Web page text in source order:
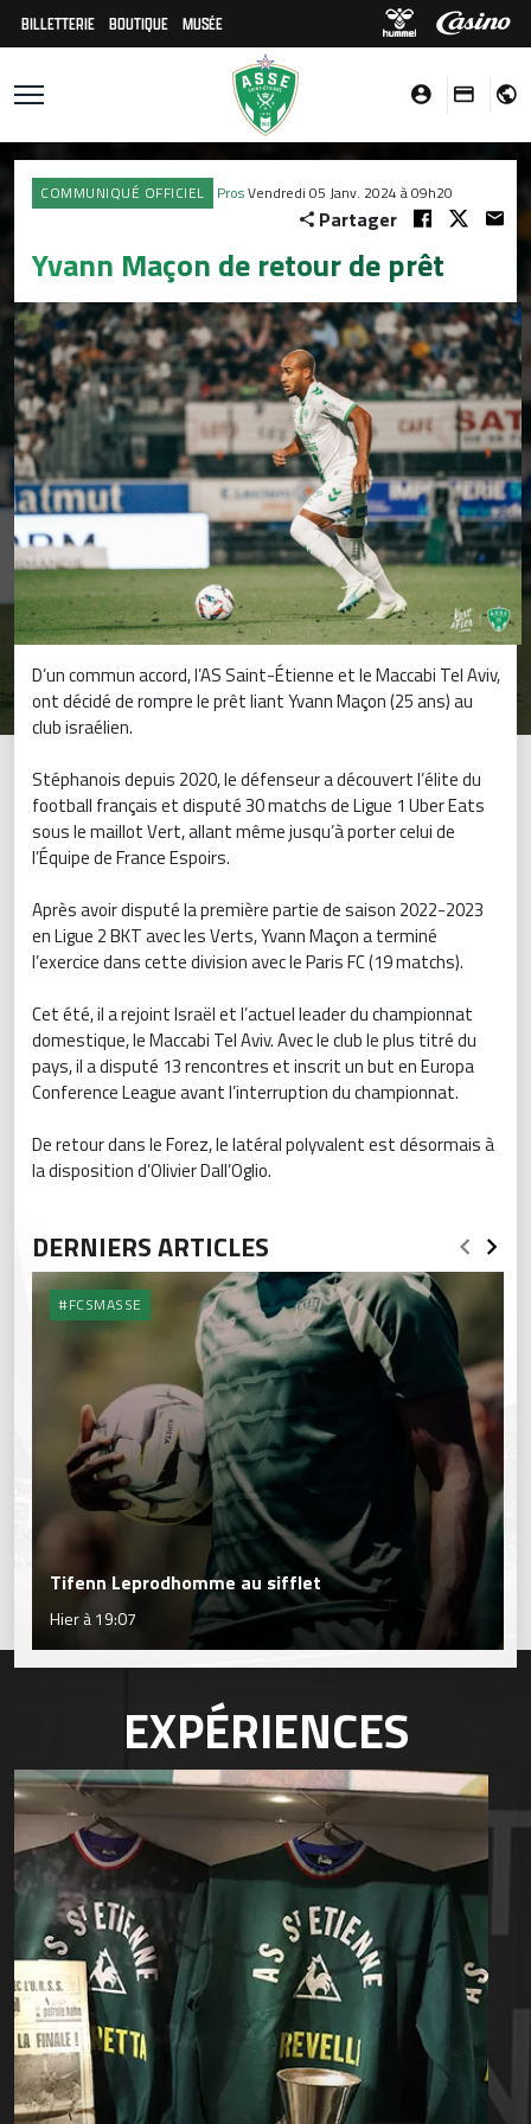
BILLETTERIE BOUTIQUE MUSÉE
COMMUNIQUÉ OFFICIEL ProsVendredi 05 Janv. 2024 à 09h20
Partager
Yvann Maçon de retour de prêt
D’un commun accord, l’AS Saint-Étienne et le Maccabi Tel Aviv,
ont décidé de rompre le prêt liant Yvann Maçon (25 ans) au
club israélien.
Stéphanois depuis 2020, le défenseur a découvert l’élite du
football français et disputé 30 matchs de Ligue 1 Uber Eats
sous le maillot Vert, allant même jusqu’à porter celui de
l’Équipe de France Espoirs.
Après avoir disputé la première partie de saison 2022-2023
en Ligue 2 BKT avec les Verts, Yvann Maçon a terminé
l’exercice dans cette division avec le Paris FC (19 matchs).
Cet été, il a rejoint Israël et l’actuel leader du championnat
domestique, le Maccabi Tel Aviv. Avec le club le plus titré du
pays, il a disputé 13 rencontres et inscrit un but en Europa
Conference League avant l’interruption du championnat.
De retour dans le Forez, le latéral polyvalent est désormais à
la disposition d’Olivier Dall’Oglio.
DERNIERS ARTICLES
#FCSMASSE
Tifenn Leprodhomme au sifflet
Hier à 19:07
EXPÉRIENCES